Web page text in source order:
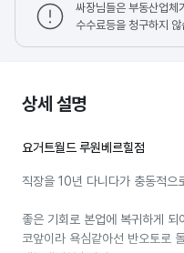
싸장님들은 부동산업체
수수료등을 청구하지 않
상세 설명
요거트월드 루원베르힐점
직장을 10년 다니다가 충동적으
좋은 기회로 본업에 복귀하게
코앞이라 욕심같아선 반오토로